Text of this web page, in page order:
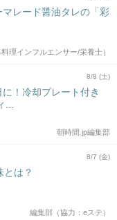
レード醤油タレの「彩
理インフルエンサー/栄養士）
8/8 (土)
！冷却プレート付き
朝時間.jp編集部
8/7 (金)
とは？
編集部（協力：eステ）